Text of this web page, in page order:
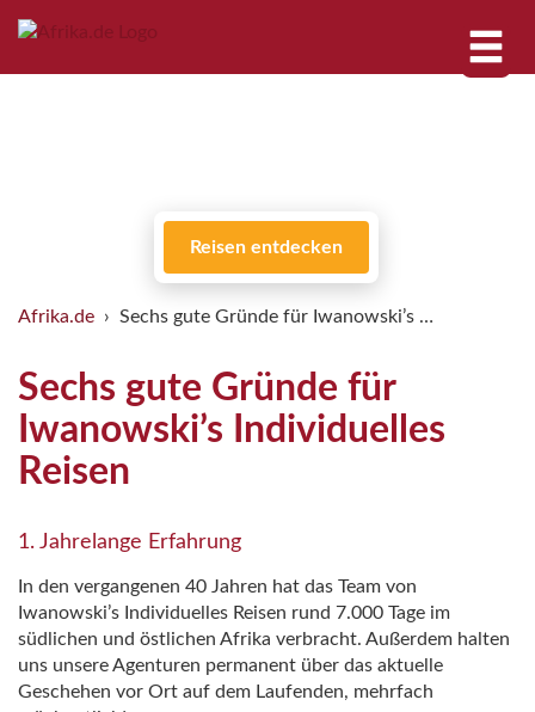
Reisen entdecken
Afrika.de Sechs gute Gründe für Iwanowski’s …
Sechs gute Gründe für
Iwanowski’s Individuelles
Reisen
1. Jahrelange Erfahrung
In den vergangenen 40 Jahren hat das Team von
Iwanowski’s Individuelles Reisen rund 7.000 Tage im
südlichen und östlichen Afrika verbracht. Außerdem halten
uns unsere Agenturen permanent über das aktuelle
Geschehen vor Ort auf dem Laufenden, mehrfach